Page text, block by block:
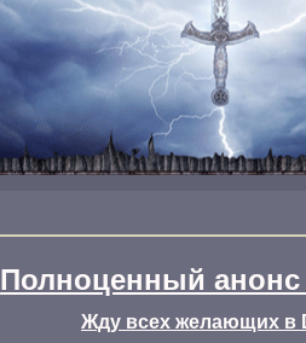
Полноценный анонс
Жду всех желающих в